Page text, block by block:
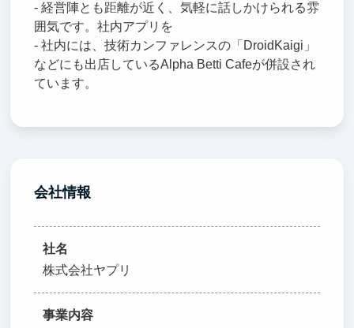
- 経営陣とも距離が近く、気軽に話しかけられる雰
囲気です。社内アプリを
- 社内には、技術カンファレンスの「DroidKaigi」
などにも出店しているAlpha Betti Cafeが併設され
ています。
会社情報
社名
株式会社ヤプリ
事業内容